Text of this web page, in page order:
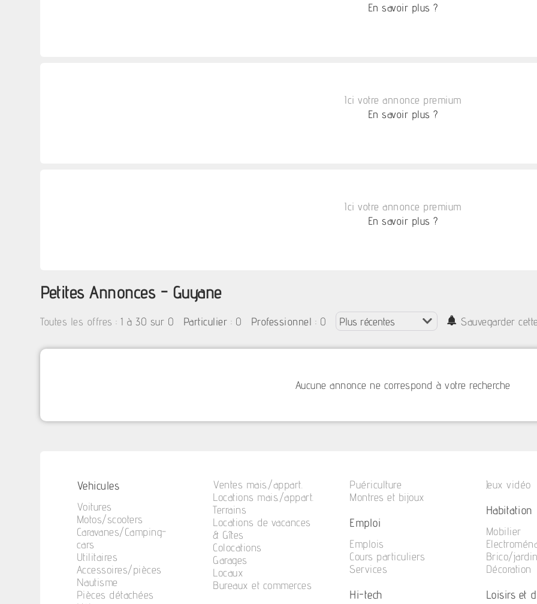
En savoir plus ?
Ici votre annonce premium
En savoir plus ?
Ici votre annonce premium
En savoir plus ?
Petites Annonces - Guyane
Toutes les offres :1 à 30 sur 0 Particulier : 0 Professionnel : 0 Sauvegarder
Aucune annonce ne correspond à votre recherche
Vehicules
Voitures
Motos/scooters
Caravanes/Camping-
cars
Utilitaires
Accessoires/pièces
Nautisme
Pièces détachées
Ventes mais./appart.
Locations mais./appart.
Terrains
Locations de vacances
& Gîtes
Colocations
Garages
Locaux
Bureaux et commerces
Puériculture
Montres et bijoux
Emploi
Emplois
Cours particuliers
Services
Hi-tech
Jeux vidéo
Habitation
Mobilier
Brico/jardin
Décoration
Loisirs et